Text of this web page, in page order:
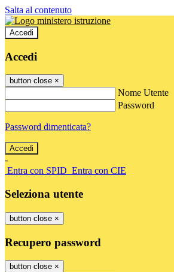
Salta al contenuto
Accedi
Accedi
button close ×
Nome Utente
Password
Password dimenticata?
-
Entra con SPID Entra con CIE
Seleziona utente
button close ×
Recupero password
button close ×